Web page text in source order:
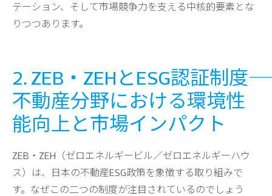
テーション、そして市場競争力を支える中核的要素とな
りつつあります。
2. ZEB・ZEHとESG認証制度――
不動産分野における環境性
能向上と市場インパクト
ZEB・ZEH（ゼロエネルギービル／ゼロエネルギーハウ
ス）は、日本の不動産ESG政策を象徴する取り組みで
す。なぜこの二つの制度が注目されているのでしょう